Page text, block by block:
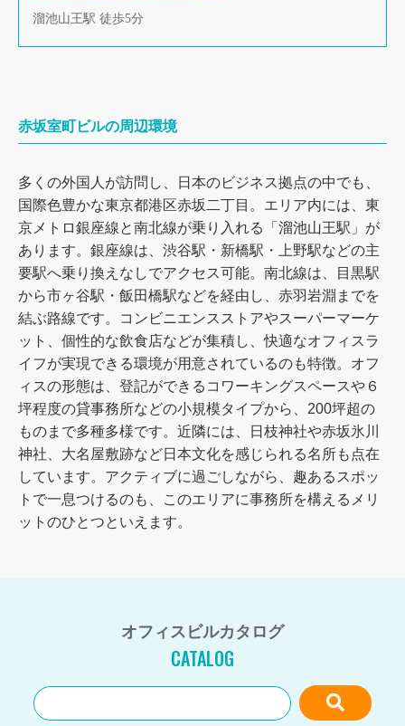
溜池山王駅 徒歩5分
赤坂室町ビルの周辺環境
多くの外国人が訪問し、日本のビジネス拠点の中でも、
国際色豊かな東京都港区赤坂二丁目。エリア内には、東
京メトロ銀座線と南北線が乗り入れる「溜池山王駅」が
あります。銀座線は、渋谷駅・新橋駅・上野駅などの主
要駅へ乗り換えなしでアクセス可能。南北線は、目黒駅
から市ヶ谷駅・飯田橋駅などを経由し、赤羽岩淵までを
結ぶ路線です。コンビニエンスストアやスーパーマーケ
ット、個性的な飲食店などが集積し、快適なオフィスラ
イフが実現できる環境が用意されているのも特徴。オフ
ィスの形態は、登記ができるコワーキングスペースや６
坪程度の貸事務所などの小規模タイプから、200坪超の
ものまで多種多様です。近隣には、日枝神社や赤坂氷川
神社、大名屋敷跡など日本文化を感じられる名所も点在
しています。アクティブに過ごしながら、趣あるスポッ
トで一息つけるのも、このエリアに事務所を構えるメリ
ットのひとつといえます。
オフィスビルカタログ
CATALOG